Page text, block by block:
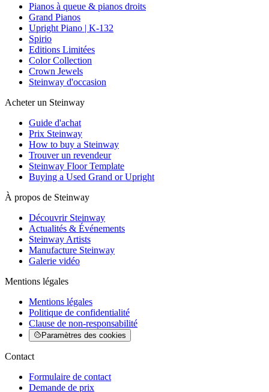
Pianos à queue & pianos droits
Grand Pianos
Upright Piano | K-132
Spirio
Editions Limitées
Color Collection
Crown Jewels
Steinway d'occasion
Acheter un Steinway
Guide d'achat
Prix Steinway
How to buy a Steinway
Trouver un revendeur
Steinway Floor Template
Buying a Used Grand or Upright
À propos de Steinway
Découvrir Steinway
Actualités & Événements
Steinway Artists
Manufacture Steinway
Galerie vidéo
Mentions légales
Mentions légales
Politique de confidentialité
Clause de non-responsabilité
Paramètres des cookies
Contact
Formulaire de contact
Demande de prix